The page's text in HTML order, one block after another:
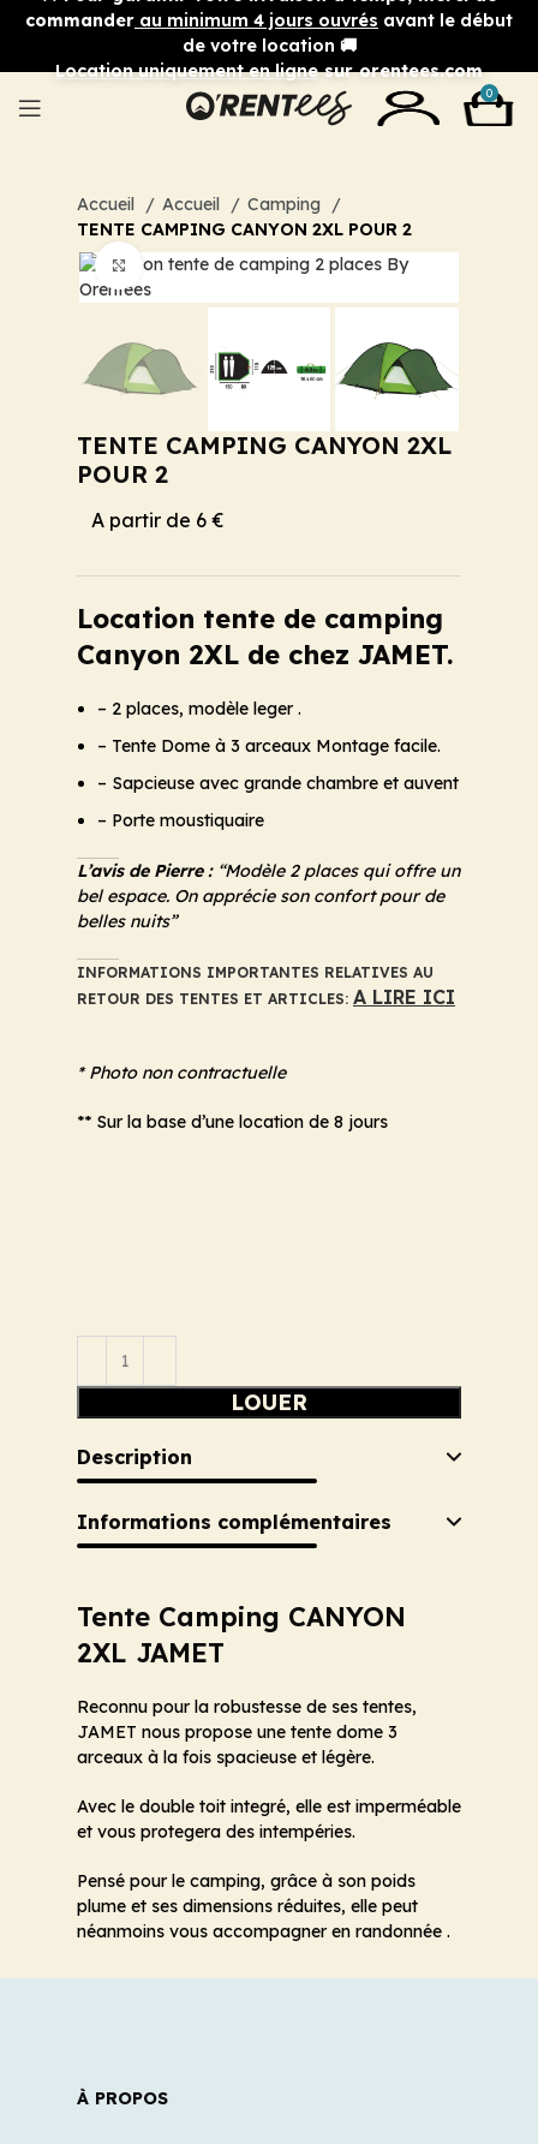
commander au minimum 4 jours ouvrés avant le début
de votre location 🚚
Location uniquement en lignesur orentees.com
0
Accueil Accueil
Camping
TENTE CAMPING CANYON 2XL POUR 2
Cliquez pour agrandir
TENTE CAMPING CANYON 2XL
POUR 2
A partir de 6 €
Location tente de camping
Canyon 2XL de chez JAMET.
– 2 places, modèle leger .
– Tente Dome à 3 arceaux Montage facile.
– Sapcieuse avec grande chambre et auvent
– Porte moustiquaire
L’avis de Pierre :“Modèle 2 places qui offre un
bel espace. On apprécie son confort pour de
belles nuits”
INFORMATIONS IMPORTANTES RELATIVES AU
RETOUR DES TENTES ET ARTICLES: A LIRE ICI
* Photo non contractuelle
** Sur la base d’une location de 8 jours
LOUER
Description
Informations complémentaires
Tente Camping CANYON
2XL JAMET
Reconnu pour la robustesse de ses tentes,
JAMET nous propose une tente dome 3
arceaux à la fois spacieuse et légère.
Avec le double toit integré, elle est imperméable
et vous protegera des intempéries.
Pensé pour le camping, grâce à son poids
plume et ses dimensions réduites, elle peut
néanmoins vous accompagner en randonnée .
À PROPOS